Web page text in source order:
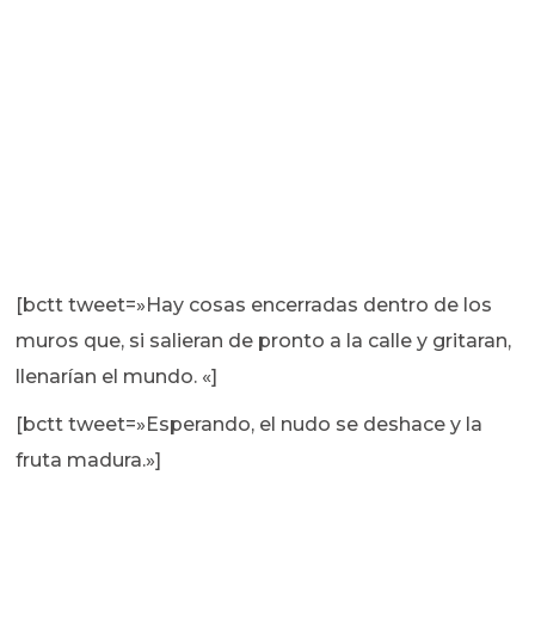
[bctt tweet=»Hay cosas encerradas dentro de los
muros que, si salieran de pronto a la calle y gritaran,
llenarían el mundo. «]
[bctt tweet=»Esperando, el nudo se deshace y la
fruta madura.»]